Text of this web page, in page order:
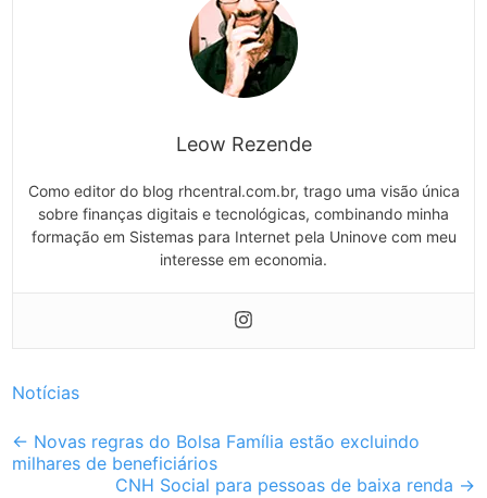
Leow Rezende
Como editor do blog rhcentral.com.br, trago uma visão única
sobre finanças digitais e tecnológicas, combinando minha
formação em Sistemas para Internet pela Uninove com meu
interesse em economia.
Notícias
Post
navigation
← Novas regras do Bolsa Família estão excluindo
milhares de beneficiários
CNH Social para pessoas de baixa renda →